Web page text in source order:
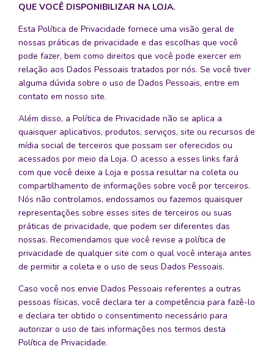
QUE VOCÊ DISPONIBILIZAR NA LOJA.
Esta Política de Privacidade fornece uma visão geral de
nossas práticas de privacidade e das escolhas que você
pode fazer, bem como direitos que você pode exercer em
relação aos Dados Pessoais tratados por nós. Se você tiver
alguma dúvida sobre o uso de Dados Pessoais, entre em
contato em nosso site.
Além disso, a Política de Privacidade não se aplica a
quaisquer aplicativos, produtos, serviços, site ou recursos de
mídia social de terceiros que possam ser oferecidos ou
acessados por meio da Loja. O acesso a esses links fará
com que você deixe a Loja e possa resultar na coleta ou
compartilhamento de informações sobre você por terceiros.
Nós não controlamos, endossamos ou fazemos quaisquer
representações sobre esses sites de terceiros ou suas
práticas de privacidade, que podem ser diferentes das
nossas. Recomendamos que você revise a política de
privacidade de qualquer site com o qual você interaja antes
de permitir a coleta e o uso de seus Dados Pessoais.
Caso você nos envie Dados Pessoais referentes a outras
pessoas físicas, você declara ter a competência para fazê-lo
e declara ter obtido o consentimento necessário para
autorizar o uso de tais informações nos termos desta
Política de Privacidade.